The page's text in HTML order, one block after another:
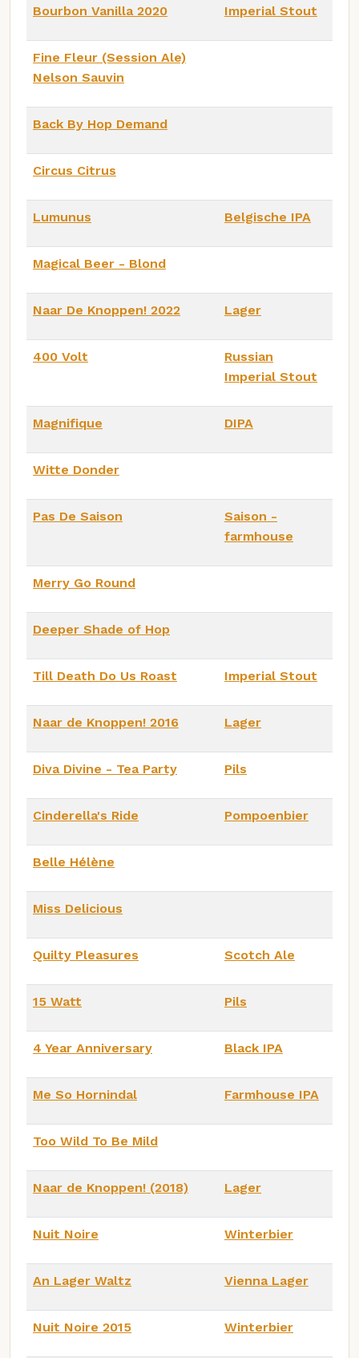
Bourbon Vanilla 2020
Imperial Stout
Fine Fleur (Session Ale)
Nelson Sauvin
Back By Hop Demand
Circus Citrus
Lumunus Belgische IPA
Magical Beer - Blond
Naar De Knoppen! 2022 Lager
400 Volt
Russian
Imperial Stout
Magnifique DIPA
Witte Donder
Pas De Saison
Saison -
farmhouse
Merry Go Round
Deeper Shade of Hop
Till Death Do Us Roast Imperial Stout
Naar de Knoppen! 2016 Lager
Diva Divine - Tea Party Pils
Cinderella's Ride Pompoenbier
Belle Hélène
Miss Delicious
Quilty Pleasures Scotch Ale
15 Watt Pils
4 Year Anniversary Black IPA
Me So Hornindal Farmhouse IPA
Too Wild To Be Mild
Naar de Knoppen! (2018) Lager
Nuit Noire Winterbier
An Lager Waltz Vienna Lager
Nuit Noire 2015 Winterbier